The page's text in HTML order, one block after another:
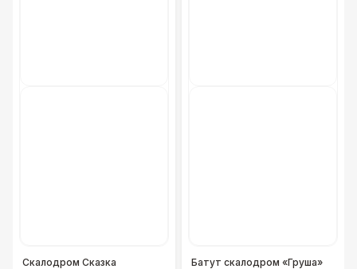
Скалодром Сказка
Батут скалодром «Груша»